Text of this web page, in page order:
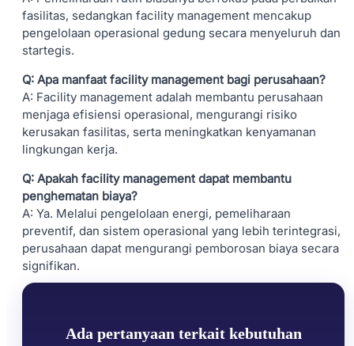
fasilitas, sedangkan facility management mencakup
pengelolaan operasional gedung secara menyeluruh dan
startegis.
Q: Apa manfaat facility management bagi perusahaan?
A: Facility management adalah membantu perusahaan
menjaga efisiensi operasional, mengurangi risiko
kerusakan fasilitas, serta meningkatkan kenyamanan
lingkungan kerja.
Q: Apakah facility management dapat membantu
penghematan biaya?
A: Ya. Melalui pengelolaan energi, pemeliharaan
preventif, dan sistem operasional yang lebih terintegrasi,
perusahaan dapat mengurangi pemborosan biaya secara
signifikan.
Ada pertanyaan terkait kebutuhan